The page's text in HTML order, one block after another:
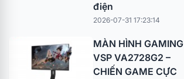
điện
2026-07-31 17:23:14
MÀN HÌNH GAMING
VSP VA2728G2 –
CHIẾN GAME CỰC